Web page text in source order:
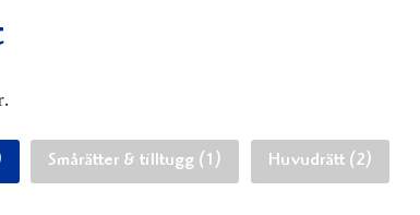
Smårätter & tilltugg (1) Huvudrätt (2)